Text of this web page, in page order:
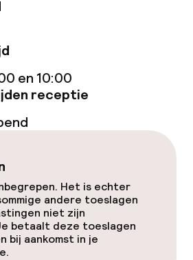
en 10:00
receptie
Het is echter
andere toeslagen
niet zijn
betaalt deze toeslagen
bij aankomst in je